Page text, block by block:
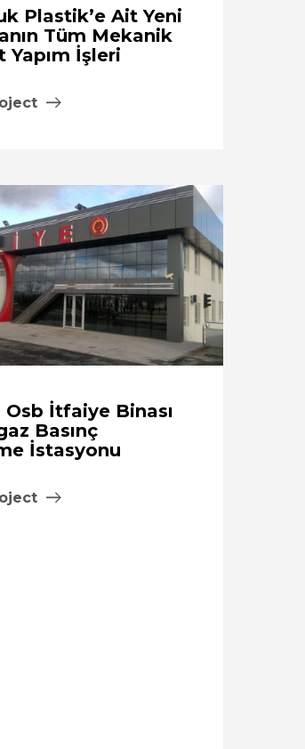
Plastik’e Ait Yeni
Tüm Mekanik
Yapım İşleri
Osb İtfaiye Binası
Basınç
İstasyonu